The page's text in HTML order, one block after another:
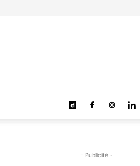
- Publicité -